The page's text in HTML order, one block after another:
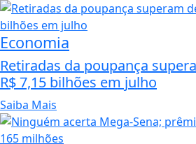
Economia
Retiradas da poupança
R$ 7,15 bilhões em julho
Saiba Mais